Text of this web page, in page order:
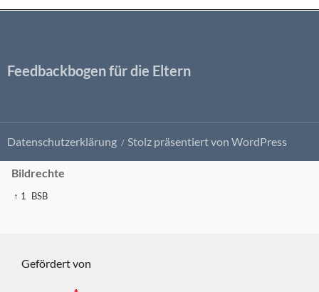
Feedbackbogen für die Eltern
Datenschutzerklärung Stolz präsentiert von WordPress
Bildrechte
↑ 1 BSB
Gefördert von